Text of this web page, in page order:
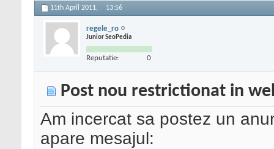
11th April 2011, 13:56
regele_ro
Junior SeoPedia
Reputatie: 0
Post nou restrictionat in
Am incercat sa postez un
apare mesajul: